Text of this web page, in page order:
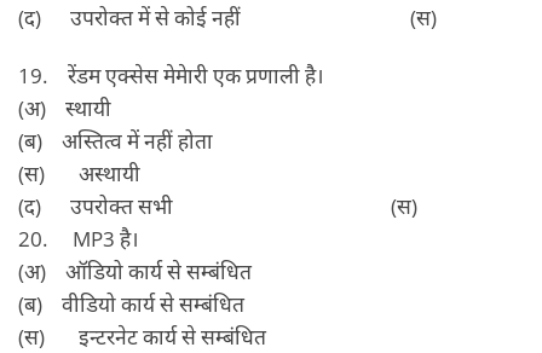
(द) उपरोक्‍त में से कोई नहीं (स)
19. रेंडम एक्‍सेस मेमेारी एक प्रणाली है।
(अ) स्‍थायी
(ब) अस्तित्‍व में नहीं होता
(स) अस्‍थायी
(द) उपरोक्‍त सभी (स)
20. MP3 है।
(अ) ऑडियो कार्य से सम्‍बंधित
(ब) वीडियो कार्य से सम्‍बंधित
(स) इन्‍टरनेट कार्य से सम्‍बंधित